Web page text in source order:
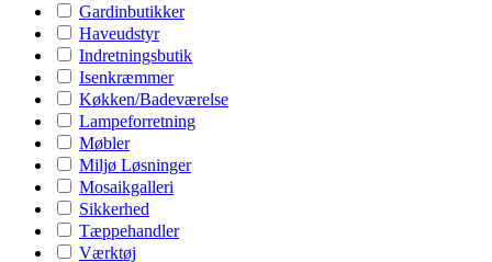
Gardinbutikker
Haveudstyr
Indretningsbutik
Isenkræmmer
Køkken/Badeværelse
Lampeforretning
Møbler
Miljø Løsninger
Mosaikgalleri
Sikkerhed
Tæppehandler
Værktøj